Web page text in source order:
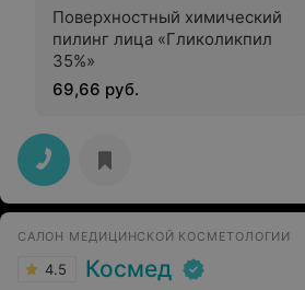
Поверхностный химический
пилинг лица «Гликоликпил
35%»
69,66 руб.
САЛОН МЕДИЦИНСКОЙ КОСМЕТОЛОГИИ
4.5 Космед